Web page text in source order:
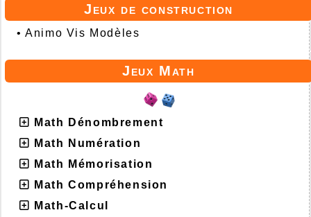
Jeux de construction
•Animo Vis Modèles
Jeux Math
Math Dénombrement
Math Numération
Math Mémorisation
Math Compréhension
Math-Calcul